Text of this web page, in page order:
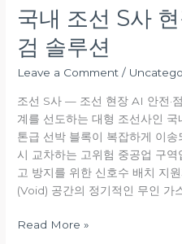
국내 조선 S사
검 솔루션
Leave a Comment /
조선 S사 — 조선 현장 AI 안전·
계를 선도하는 대형 조선사인
톤급 선박 블록이 복잡하게 이
시 교차하는 고위험 중공업 구
고 방지를 위한 신호수 배치 지
(Void) 공간의 정기적인 무인 가
점
검
솔
루
션
Read More »